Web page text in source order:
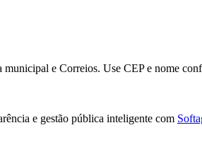
e Correios. Use CEP e nome
e gestão pública inteligente com